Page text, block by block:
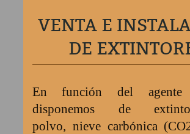
VENTA E
DE
En
función del agente
disponemos de
polvo, nieve carbónica (CO